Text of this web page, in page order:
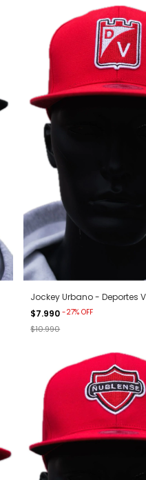
Jockey Urbano - Deportes
$7.990-27%OFF
$10.990